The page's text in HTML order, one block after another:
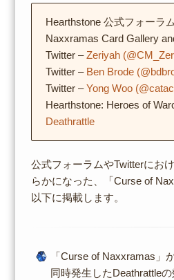
Hearthstone 公式フォーラ
Naxxramas Card Gallery
Twitter –Zeriyah
Twitter – Ben Brode
Twitter –Yong Woo
Hearthstone: Heroes of
Deathrattle
公式フォーラムやTwitterにお
らかになった、「Curse of
以下に掲載します。
「Curse of Naxxramas」
同時発生したDeathrattle